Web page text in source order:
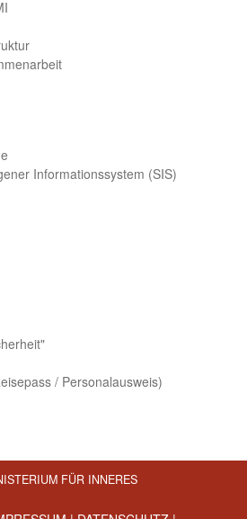
Informationssystem (SIS)
/ Personal­ausweis)
FÜR INNERES